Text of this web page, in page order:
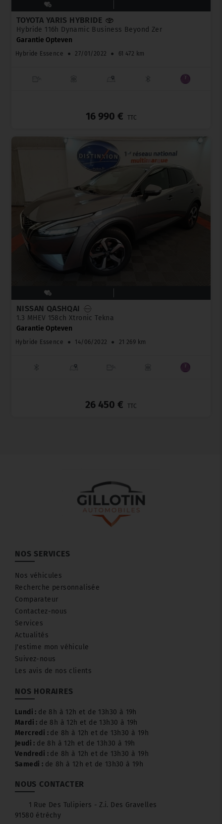
TOYOTA YARIS HYBRIDE
Hybride 116h Dynamic Business Beyond Zer
Garantie Opteven
Hybride Essence ● 27/01/2022 ● 61 472 km
16 990 € TTC
NISSAN QASHQAI
1.3 MHEV 158ch Xtronic Tekna
Garantie Opteven
Hybride Essence ● 14/06/2022 ● 21 269 km
26 450 € TTC
NOS SERVICES
Nos véhicules
Recherche personnalisée
Comparateur
Contactez-nous
Services
Actualités
J'estime mon véhicule
Suivez-nous
Les avis de nos clients
NOS HORAIRES
Lundi : de 8h à 12h et de 13h30 à 19h
Mardi : de 8h à 12h et de 13h30 à 19h
Mercredi : de 8h à 12h et de 13h30 à 19h
Jeudi : de 8h à 12h et de 13h30 à 19h
Vendredi : de 8h à 12h et de 13h30 à 19h
Samedi : de 8h à 12h et de 13h30 à 19h
NOUS CONTACTER
1 Rue Des Tulipiers - Z.i. Des Gravelles
91580 étréchy